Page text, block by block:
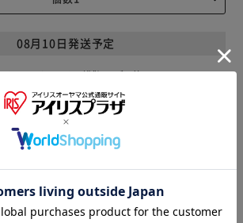
08月10日発送予定
リア インテリア雑貨 ゴミ箱
仕様・サイズ
を見せずにスッキリ】 カバーとインナー
構造で、くず入れのフチに掛けたポリ袋